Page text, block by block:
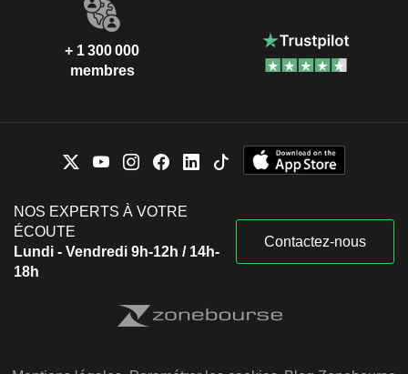
+ 1 300 000
membres
NOS EXPERTS À VOTRE
ÉCOUTE
Lundi - Vendredi 9h-12h / 14h-
18h
Contactez-nous